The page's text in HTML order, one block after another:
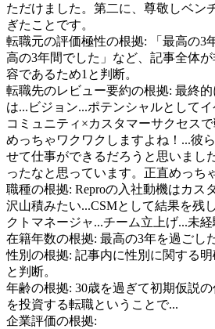
ただけました。第二に、尊敬しベン
ぎたことです。
転職元の評価極性の根拠:
「最高の3
高の3年間でした」など、記事全体
容であるため1と判断。
転職先のレビュー要約の根拠: 最終
は...ビジョン...ポテンシャルとして
コミュニティ×カスタマーサクセス
めっちゃワクワクしますよね！...彼
せて仕事ができるだろうと思いまし
ったなと思っています。正直めっち
職種の根拠: Reproの入社動機はカス
沢山積みたい...CSMとして結果を残
クトマネージャ...チーム立上げ...未
在籍年数の根拠: 最高の3年を過ごし
性別の根拠: 記事内に性別に関する
と判断。
年齢の根拠: 30歳を過ぎて初期仮説
を投資する転職ということで...
企業評価の根拠: